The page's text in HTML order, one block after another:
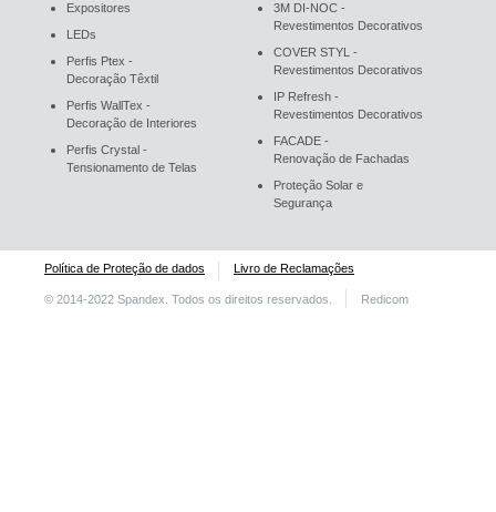
Expositores
LEDs
Perfis Ptex -
Decoração Têxtil
Perfis WallTex -
Decoração de Interiores
Perfis Crystal -
Tensionamento de Telas
3M DI-NOC -
Revestimentos Decorativos
COVER STYL -
Revestimentos Decorativos
IP Refresh -
Revestimentos Decorativos
FACADE -
Renovação de Fachadas
Proteção Solar e
Segurança
Política de Proteção de dados Livro de Reclamações
© 2014-2022 Spandex. Todos os direitos reservados. Redicom